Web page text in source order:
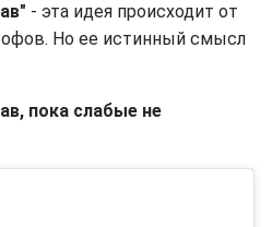
- эта идея происходит от
Но ее истинный смысл
пока слабые не